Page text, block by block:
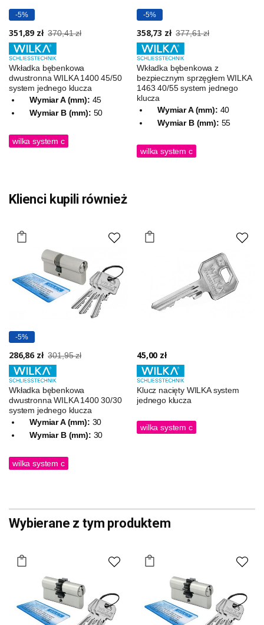
-5%
351,89 zł 370,41 zł
Wkładka bębenkowa
dwustronna WILKA 1400 45/50
system jednego klucza
Wymiar A (mm): 45
Wymiar B (mm): 50
wilka system c
-5%
358,73 zł 377,61 zł
Wkładka bębenkowa z
bezpiecznym sprzęgłem WILKA
1463 40/55 system jednego
klucza
Wymiar A (mm): 40
Wymiar B (mm): 55
wilka system c
Klienci kupili również
-5%
286,86 zł 301,95 zł
Wkładka bębenkowa
dwustronna WILKA 1400 30/30
system jednego klucza
Wymiar A (mm): 30
Wymiar B (mm): 30
wilka system c
45,00 zł
Klucz nacięty WILKA system
jednego klucza
wilka system c
Wybierane z tym produktem